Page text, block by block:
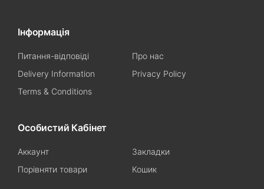
Інформація
Питання-відповіді
Про нас
Delivery Information
Privacy Policy
Terms & Conditions
Особистий Кабінет
Аккаунт
Закладки
Порівняти товари
Кошик